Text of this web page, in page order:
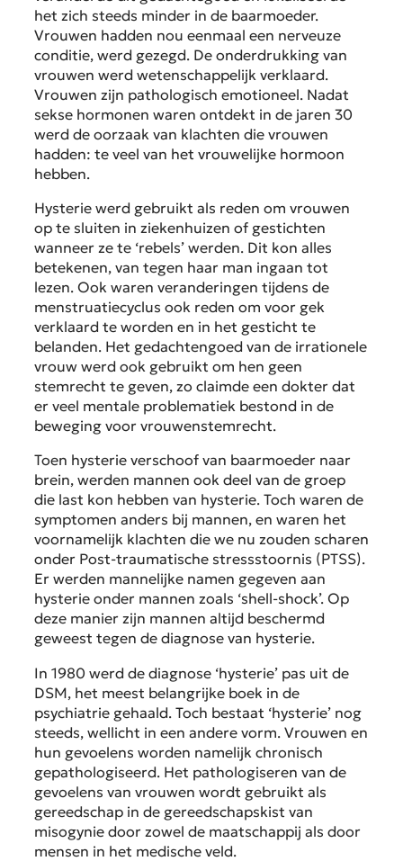
het zich steeds minder in de baarmoeder.
Vrouwen hadden nou eenmaal een nerveuze
conditie, werd gezegd. De onderdrukking van
vrouwen werd wetenschappelijk verklaard.
Vrouwen zijn pathologisch emotioneel. Nadat
sekse hormonen waren ontdekt in de jaren 30
werd de oorzaak van klachten die vrouwen
hadden: te veel van het vrouwelijke hormoon
hebben.
Hysterie werd gebruikt als reden om vrouwen
op te sluiten in ziekenhuizen of gestichten
wanneer ze te ‘rebels’ werden. Dit kon alles
betekenen, van tegen haar man ingaan tot
lezen. Ook waren veranderingen tijdens de
menstruatiecyclus ook reden om voor gek
verklaard te worden en in het gesticht te
belanden. Het gedachtengoed van de irrationele
vrouw werd ook gebruikt om hen geen
stemrecht te geven, zo claimde een dokter dat
er veel mentale problematiek bestond in de
beweging voor vrouwenstemrecht.
Toen hysterie verschoof van baarmoeder naar
brein, werden mannen ook deel van de groep
die last kon hebben van hysterie. Toch waren de
symptomen anders bij mannen, en waren het
voornamelijk klachten die we nu zouden scharen
onder Post-traumatische stressstoornis (PTSS).
Er werden mannelijke namen gegeven aan
hysterie onder mannen zoals ‘shell-shock’. Op
deze manier zijn mannen altijd beschermd
geweest tegen de diagnose van hysterie.
In 1980 werd de diagnose ‘hysterie’ pas uit de
DSM, het meest belangrijke boek in de
psychiatrie gehaald. Toch bestaat ‘hysterie’ nog
steeds, wellicht in een andere vorm. Vrouwen en
hun gevoelens worden namelijk chronisch
gepathologiseerd. Het pathologiseren van de
gevoelens van vrouwen wordt gebruikt als
gereedschap in de gereedschapskist van
misogynie door zowel de maatschappij als door
mensen in het medische veld.